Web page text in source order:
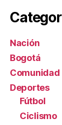
Nación
Bogotá
Comunidad
Deportes
Fútbol
Ciclismo